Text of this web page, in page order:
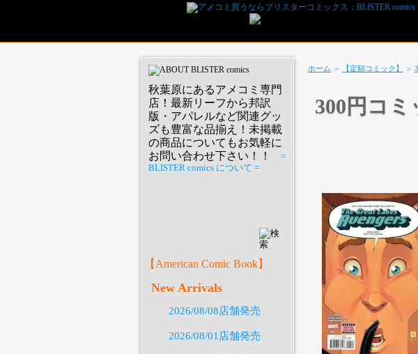
ホーム ＞ 【定額コミック】 ＞
300円コミ
秋葉原にあるアメコミ専門
店！最新リーフから邦訳
版・アパレルなど関連グッ
ズも豊富な品揃え！未掲載
の商品についてもお気軽に
お問い合わせ下さい！！
=
BLISTER comics について =
PREVIEWS予約オー
【American Comic Book】
New Arrivals
2026/08/08店舗発売
2026/08/01店舗発売